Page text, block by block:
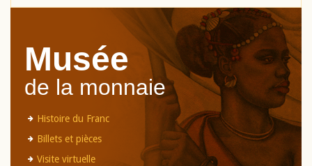
Musée
de la monnaie
Histoire du Franc
Billets et pièces
Visite virtuelle